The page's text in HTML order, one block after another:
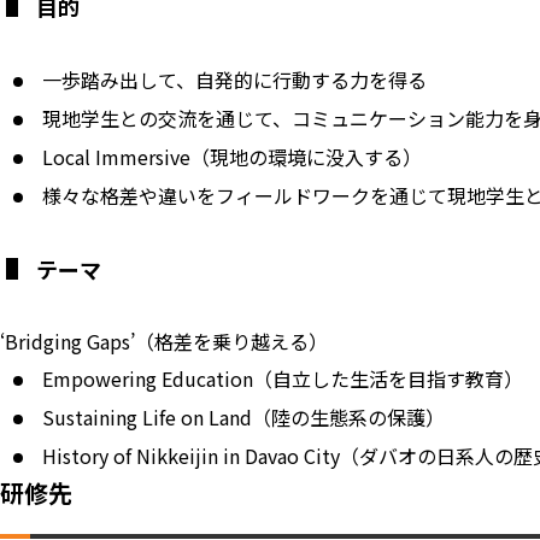
目的
一歩踏み出して、自発的に行動する力を得る
現地学生との交流を通じて、コミュニケーション能力を
Local Immersive（現地の環境に没入する）
様々な格差や違いをフィールドワークを通じて現地学生
テーマ
‘Bridging Gaps’（格差を乗り越える）
Empowering Education（自立した生活を目指す教育）
Sustaining Life on Land（陸の生態系の保護）
History of Nikkeijin in Davao City（ダバオの日系人の歴
研修先